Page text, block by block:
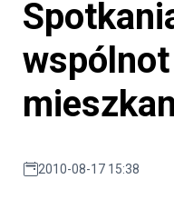
wspólnot
2010-08-17 15:38